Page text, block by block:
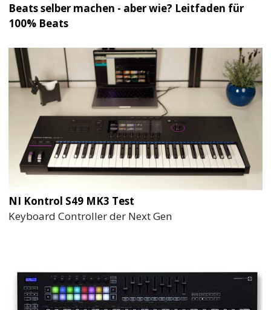
Beats selber machen - aber wie? Leitfaden für
100% Beats
NI Kontrol S49 MK3 Test
Keyboard Controller der Next Gen